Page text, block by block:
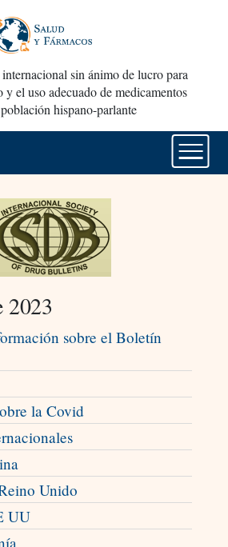
sin ánimo de lucro para
y el uso adecuado de medicamentos
hispano-parlante
2023
sobre el Boletín
la Covid
Unido
UU